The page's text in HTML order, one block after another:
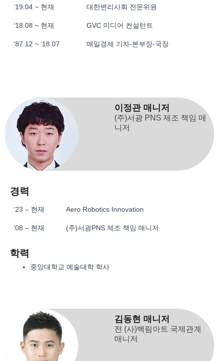
‘19.04 ~ 현재 대한변리사회 전문위원
‘18.08 ~ 현재 GVC 미디어 컨설턴트
‘87.12 ~ ‘18.07 매일경제 기자-본부장-국장
이정관 매니저
(주)서광 PNS 제조 책임 매
니저
경력
‘23 – 현재 Aero Robotics Innovation
‘08 – 현재 (주)서광PNS 제조 책임 매니저
학력
중앙대학교 예술대학 학사
김동현 매니저
전 (사)백림아트 국제관계
매니저